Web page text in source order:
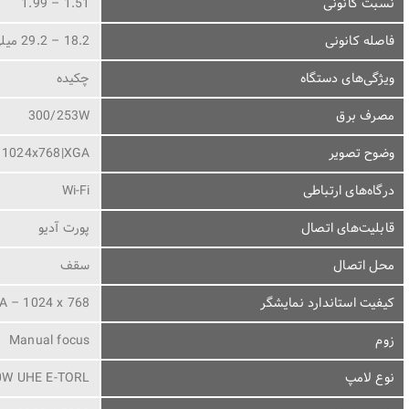
فاصله کانونی
18.2 – 29.2 میلی‌متر
ویژگی‌های دستگاه
چکیده
مصرف برق
300/253W
وضوح تصویر
1024x768|XGA
درگاه‌های ارتباطی
Wi-Fi
قابلیت‌های اتصال
پورت آدیو
محل اتصال
سقف
کیفیت استاندارد نمایشگر
– 1024 x 768
زوم
Manual focus
نوع لامپ
UHE E-TORL